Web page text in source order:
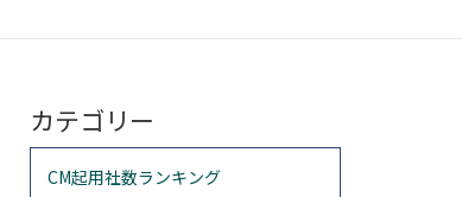
カテゴリー
CM起用社数ランキング